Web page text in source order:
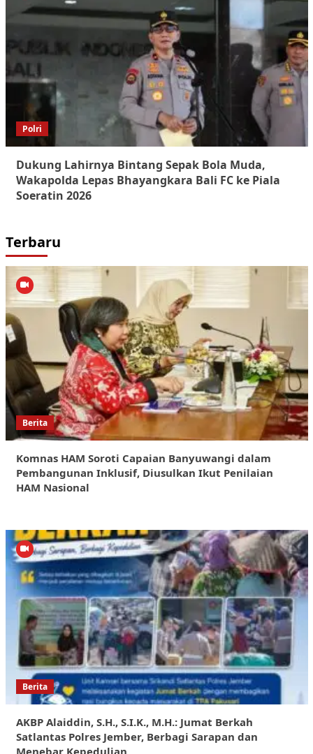
Polri
Dukung Lahirnya Bintang Sepak Bola Muda,
Wakapolda Lepas Bhayangkara Bali FC ke Piala
Soeratin 2026
Terbaru
Berita
Komnas HAM Soroti Capaian Banyuwangi dalam
Pembangunan Inklusif, Diusulkan Ikut Penilaian
HAM Nasional
Berita
AKBP Alaiddin, S.H., S.I.K., M.H.: Jumat Berkah
Satlantas Polres Jember, Berbagi Sarapan dan
Menebar Kepedulian